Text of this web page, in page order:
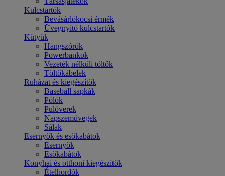
Kulcstartók
Bevásárlókocsi érmék
Üvegnyitó kulcstartók
Kütyük
Hangszórók
Powerbankok
Vezeték nélküli töltők
Töltőkábelek
Ruházat és kiegészítők
Baseball sapkák
Pólók
Pulóverek
Napszemüvegek
Sálak
Esernyők és esőkabátok
Esernyők
Esőkabátok
Konyhai és otthoni kiegészítők
Ételhordók